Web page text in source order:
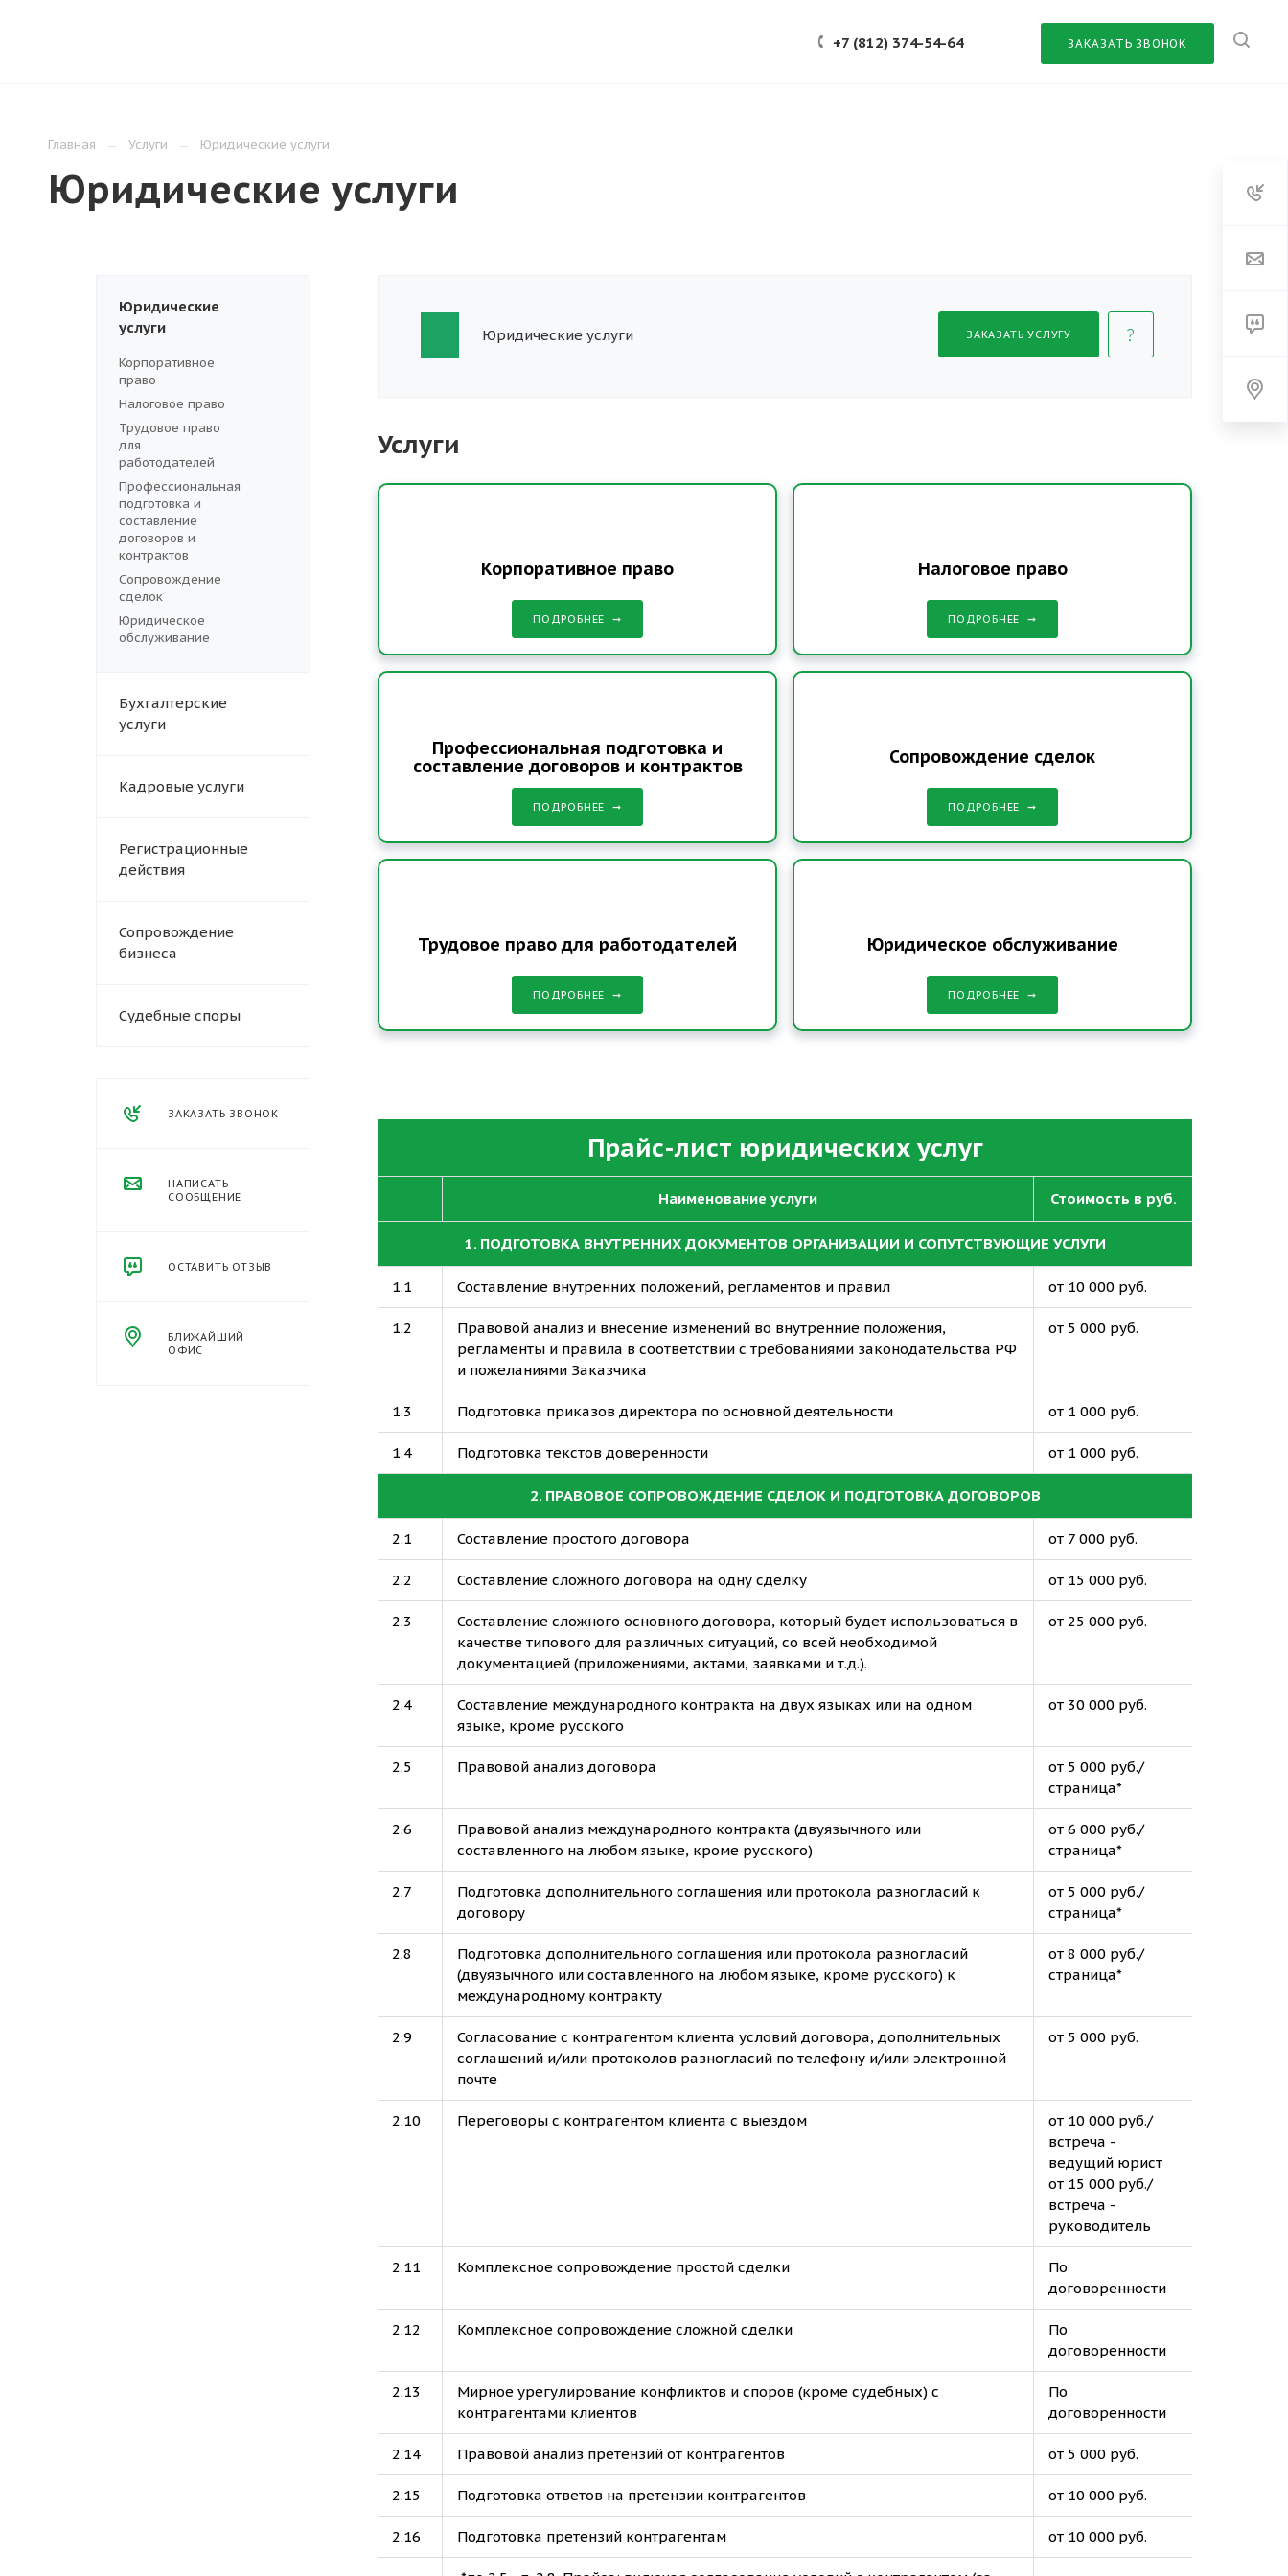
+7 (812) 374-54-64 ЗАКАЗАТЬ ЗВОНОК
Главная Услуги Юридические услуги
Юридические услуги
Юридические
услуги
Корпоративное
право
Налоговое право
Трудовое право
для
работодателей
Профессиональная
подготовка и
составление
договоров и
контрактов
Сопровождение
сделок
Юридическое
обслуживание
Бухгалтерские
услуги
Кадровые услуги
Регистрационные
действия
Сопровождение
бизнеса
Судебные споры
ЗАКАЗАТЬ ЗВОНОК
НАПИСАТЬ
СООБЩЕНИЕ
ОСТАВИТЬ ОТЗЫВ
БЛИЖАЙШИЙ
ОФИС
Юридические услуги ЗАКАЗАТЬ УСЛУГУ
Услуги
Корпоративное право
ПОДРОБНЕЕ
Налоговое право
ПОДРОБНЕЕ
Профессиональная подготовка и
составление договоров и контрактов
ПОДРОБНЕЕ
Сопровождение сделок
ПОДРОБНЕЕ
Трудовое право для работодателей
ПОДРОБНЕЕ
Юридическое обслуживание
ПОДРОБНЕЕ
Прайс-лист юридических услуг
Наименование услуги Стоимость в руб.
1. ПОДГОТОВКА ВНУТРЕННИХ ДОКУМЕНТОВ ОРГАНИЗАЦИИ И СОПУТСТВУЮЩИЕ УСЛУГИ
1.1 Составление внутренних положений, регламентов и правил от 10 000 руб.
1.2
Правовой анализ и внесение изменений во внутренние положения,
регламенты и правила в соответствии с требованиями законодательства РФ
и пожеланиями Заказчика
от 5 000 руб.
1.3 Подготовка приказов директора по основной деятельности от 1 000 руб.
1.4 Подготовка текстов доверенности от 1 000 руб.
2. ПРАВОВОЕ СОПРОВОЖДЕНИЕ СДЕЛОК И ПОДГОТОВКА ДОГОВОРОВ
2.1 Составление простого договора от 7 000 руб.
2.2 Составление сложного договора на одну сделку от 15 000 руб.
2.3
Составление сложного основного договора, который будет использоваться в
качестве типового для различных ситуаций, со всей необходимой
документацией (приложениями, актами, заявками и т.д.).
от 25 000 руб.
2.4
Составление международного контракта на двух языках или на одном
языке, кроме русского
от 30 000 руб.
2.5 Правовой анализ договора
от 5 000 руб./
страница*
2.6
Правовой анализ международного контракта (двуязычного или
составленного на любом языке, кроме русского)
от 6 000 руб./
страница*
2.7
Подготовка дополнительного соглашения или протокола разногласий к
договору
от 5 000 руб./
страница*
2.8
Подготовка дополнительного соглашения или протокола разногласий
(двуязычного или составленного на любом языке, кроме русского) к
международному контракту
от 8 000 руб./
страница*
2.9
Согласование с контрагентом клиента условий договора, дополнительных
соглашений и/или протоколов разногласий по телефону и/или электронной
почте
от 5 000 руб.
2.10 Переговоры с контрагентом клиента с выездом
от 10 000 руб./
встреча -
ведущий юрист
от 15 000 руб./
встреча -
руководитель
2.11 Комплексное сопровождение простой сделки
По
договоренности
2.12 Комплексное сопровождение сложной сделки
По
договоренности
2.13
Мирное урегулирование конфликтов и споров (кроме судебных) с
контрагентами клиентов
По
договоренности
2.14 Правовой анализ претензий от контрагентов от 5 000 руб.
2.15 Подготовка ответов на претензии контрагентов от 10 000 руб.
2.16 Подготовка претензий контрагентам от 10 000 руб.